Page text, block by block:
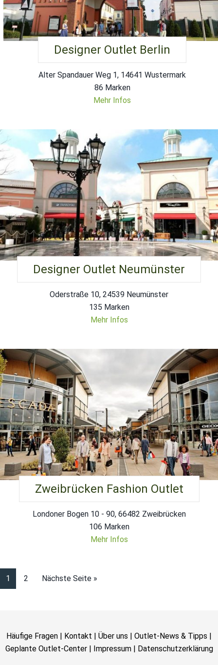
Designer Outlet Berlin
Alter Spandauer Weg 1, 14641 Wustermark
86 Marken
Mehr Infos
Designer Outlet Neumünster
Oderstraße 10, 24539 Neumünster
135 Marken
Mehr Infos
Zweibrücken Fashion Outlet
Londoner Bogen 10 - 90, 66482 Zweibrücken
106 Marken
Mehr Infos
1 2 Nächste Seite »
Häufige Fragen | Kontakt | Über uns | Outlet-News & Tipps |
Geplante Outlet-Center| Impressum| Datenschutzerklärung